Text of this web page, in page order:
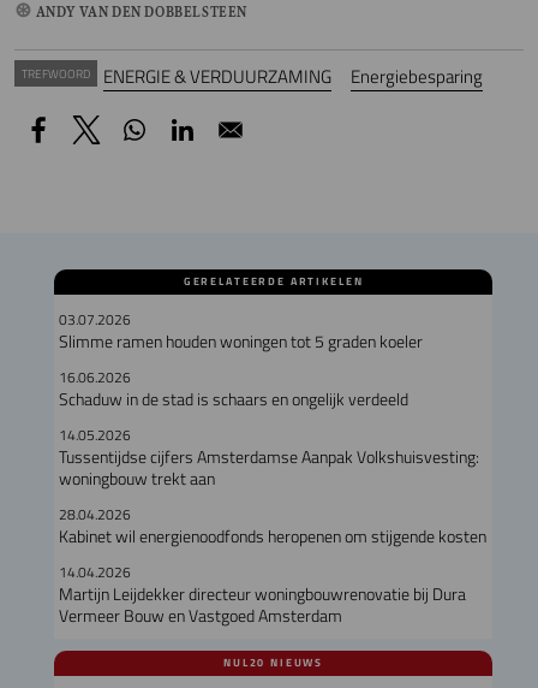
ANDY VAN DEN DOBBELSTEEN
TREFWOORD ENERGIE & VERDUURZAMING Energiebesparing
GERELATEERDE ARTIKELEN
03.07.2026
Slimme ramen houden woningen tot 5 graden koeler
16.06.2026
Schaduw in de stad is schaars en ongelijk verdeeld
14.05.2026
Tussentijdse cijfers Amsterdamse Aanpak Volkshuisvesting:
woningbouw trekt aan
28.04.2026
Kabinet wil energienoodfonds heropenen om stijgende kosten
14.04.2026
Martijn Leijdekker directeur woningbouwrenovatie bij Dura
Vermeer Bouw en Vastgoed Amsterdam
NUL20 NIEUWS